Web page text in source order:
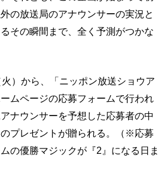
の放送局のアナウンサーの実況と
その瞬間まで、全く予測がつかな
）から、「ニッポン放送ショウア
ムページの応募フォームで行われ
ナウンサーを予想した応募者の中
プレゼントが贈られる。（※応募
の優勝マジックが『2』になる日ま